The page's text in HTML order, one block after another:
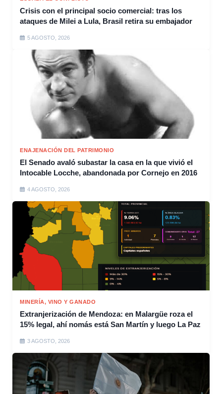
Crisis con el principal socio comercial: tras los
ataques de Milei a Lula, Brasil retira su embajador
5 AGOSTO, 2026
ENAJENACIÓN DEL PATRIMONIO
El Senado avaló subastar la casa en la que vivió el
Intocable Locche, abandonada por Cornejo en 2016
4 AGOSTO, 2026
MINERÍA, VINO Y GANADO
Extranjerización de Mendoza: en Malargüe roza el
15% legal, ahí nomás está San Martín y luego La Paz
3 AGOSTO, 2026